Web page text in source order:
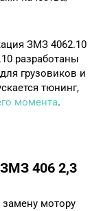
ЗМЗ 4062.10
разработаны
грузовиков и
тюнинг,
момента.
ЗМЗ 406 2,3
мотору